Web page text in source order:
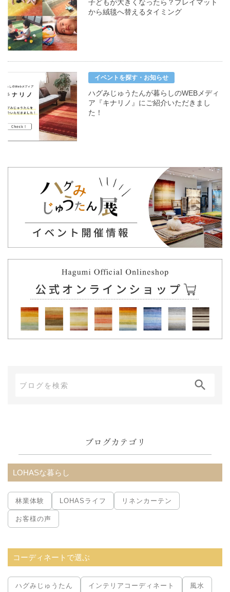
子どもが大きくなったら？プレイマット
から絨毯へ替えるタイミング
イベントを探す・お知らせ
ハグみじゅうたんが暮らしのWEBメディ
ア『キナリノ』にご紹介いただきまし
た！
ブ
ブログカテゴリ
LOHASな暮らし
林業体験 LOHASライフ リネンカーテン
お客様の声
コーディネートで選ぶ
ハグみじゅうたん インテリアコーディネート 風水